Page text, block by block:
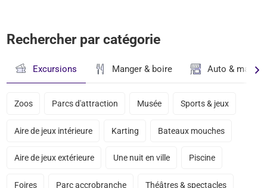
Rechercher par catégorie
Excursions Manger & boire Auto &
Zoos Parcs d'attraction Musée Sports & jeux
Aire de jeux intérieure Karting Bateaux mouches
Aire de jeux extérieure Une nuit en ville Piscine
Foires Parc accrobranche Théâtres & spectacles